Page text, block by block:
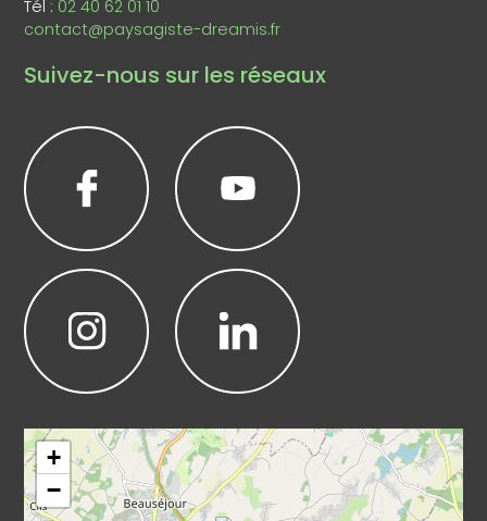
Tél : 02 40 62 01 10
contact@paysagiste-dreamis.fr
Suivez-nous sur les réseaux
+
−